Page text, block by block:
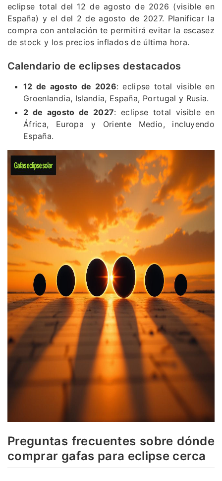
eclipse total del 12 de agosto de 2026 (visible en
España) y el del 2 de agosto de 2027. Planificar la
compra con antelación te permitirá evitar la escasez
de stock y los precios inflados de última hora.
Calendario de eclipses destacados
12 de agosto de 2026: eclipse total visible en
Groenlandia, Islandia, España, Portugal y Rusia.
2 de agosto de 2027: eclipse total visible en
África, Europa y Oriente Medio, incluyendo
España.
Preguntas frecuentes sobre dónde
comprar gafas para eclipse cerca